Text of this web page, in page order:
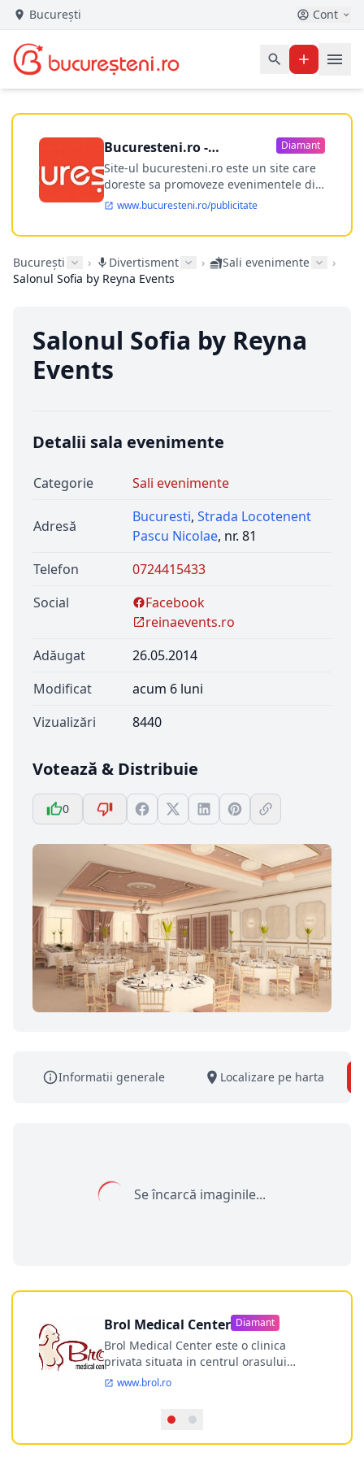
București Cont
Bucuresteni.ro -
publicitate online
Diamant
Site-ul bucuresteni.ro este un site care
doreste sa promoveze evenimentele din
Bucuresti si nu numai, sa puna la
dispozitia utilizatorului cea mai
performanta harta electronica a
ofere posibilitatea firmel...
www.bucuresteni.ro/publicitate
București › Divertisment › Sali evenimente
›
Salonul Sofia by Reyna Events
Salonul Sofia by Reyna
Events
Detalii sala evenimente
Categorie Sali evenimente
Adresă
Bucuresti, Strada Locotenent
Pascu Nicolae, nr. 81
Telefon
0724415433
Social
Facebook
reinaevents.ro
Adăugat
26.05.2014
Modificat
acum 6 luni
Vizualizări
8440
Votează & Distribuie
0
Informatii generale Localizare pe harta
Se încarcă imaginile...
Brol Medical Center Diamant
Brol Medical Center este o clinica
privata situata in centrul orasului
Timisoara avand o experienta de
desfasoara activitatea intr-un spital
ultramodern.
www.brol.ro